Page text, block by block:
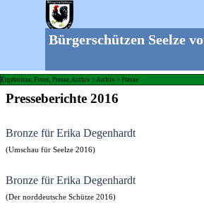
Bürgerschützen Seelze
Ergebnisse, Fotos, Presse, Archiv > Archiv > Presse
Presseberichte 2016
Bronze für Erika Degenhardt
(Umschau für Seelze 2016)
Bronze für Erika Degenhardt
(Der norddeutsche Schütze 2016)